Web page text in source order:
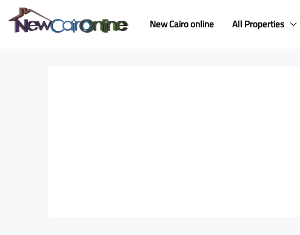
New Cairo online All Properties